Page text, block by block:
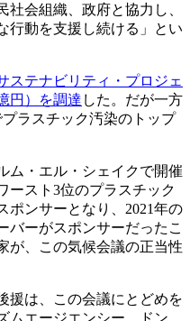
社会組織、政府と協力し、
行動を支援し続ける」とい
ステナビリティ・プロジェ
円）を調達 した。だが一方
ラスチック汚染のトップ
ム・エル・シェイクで開催
ースト3位のプラスチック
ポンサーとなり、2021年の
バーがスポンサーだったこ
が、この気候会議の正当性
援は、この会議にとどめを